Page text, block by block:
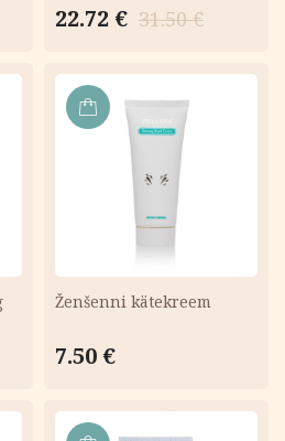
31.50€
Algne
31.50 €.
22.72 €
Current
22.72 €.
Ženšenni kätekreem
7.50 €
LISA
KORVI